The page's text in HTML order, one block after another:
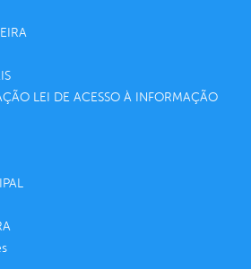
LEI DE ACESSO À INFORMAÇÃO